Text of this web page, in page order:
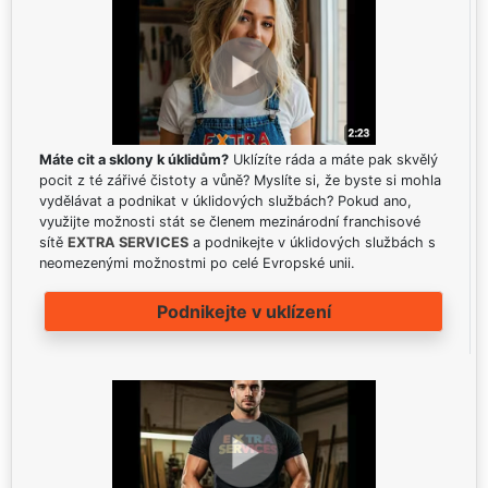
Máte cit a sklony k úklidům? Uklízíte ráda a máte pak skvělý
pocit z té zářivé čistoty a vůně? Myslíte si, že byste si mohla
vydělávat a podnikat v úklidových službách? Pokud ano,
využijte možnosti stát se členem mezinárodní franchisové
sítě EXTRA SERVICES a podnikejte v úklidových službách s
neomezenými možnostmi po celé Evropské unii.
Podnikejte v uklízení